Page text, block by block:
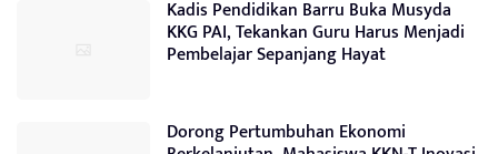
Kadis Pendidikan Barru Buka Musyda
KKG PAI, Tekankan Guru Harus Menjadi
Pembelajar Sepanjang Hayat
Dorong Pertumbuhan Ekonomi